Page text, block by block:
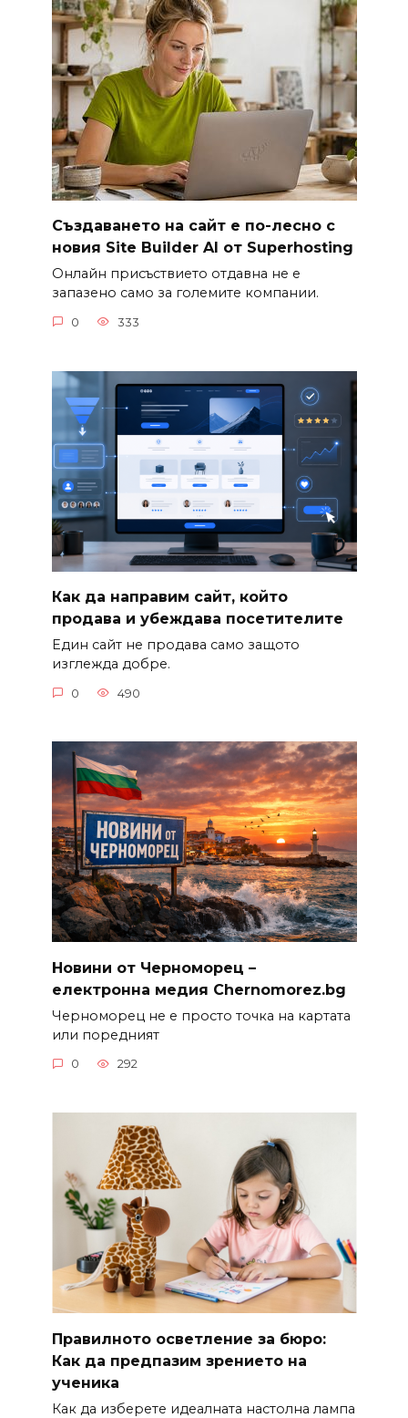
Създаването на сайт е по-лесно с
новия Site Builder AI от Superhosting
Онлайн присъствието отдавна не е
запазено само за големите компании.
0 333
Как да направим сайт, който
продава и убеждава посетителите
Един сайт не продава само защото
изглежда добре.
0 490
Новини от Черноморец –
електронна медия Chernomorez.bg
Черноморец не е просто точка на картата
или поредният
0 292
Правилното осветление за бюро:
Как да предпазим зрението на
ученика
Как да изберете идеалната настолна лампа